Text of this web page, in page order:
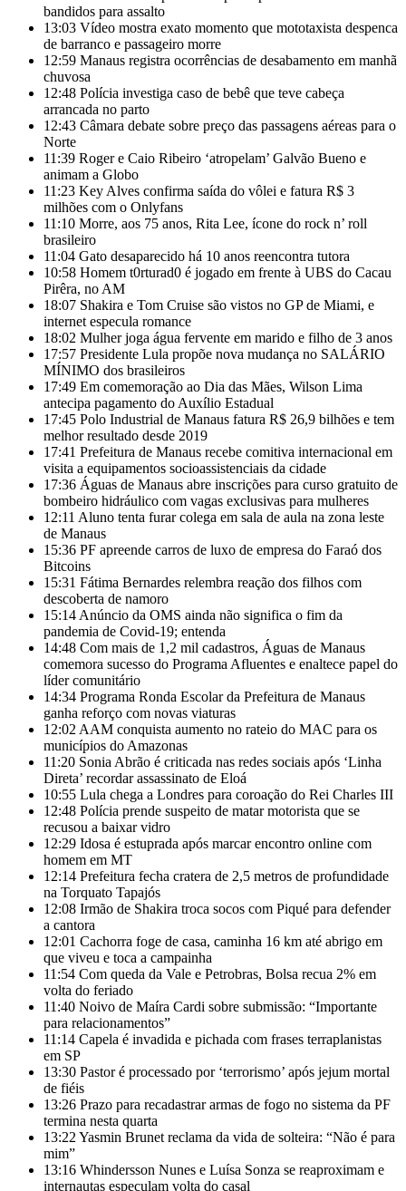
bandidos para assalto
13:03 Vídeo mostra exato momento que mototaxista despenca
de barranco e passageiro morre
12:59 Manaus registra ocorrências de desabamento em manhã
chuvosa
12:48 Polícia investiga caso de bebê que teve cabeça
arrancada no parto
12:43 Câmara debate sobre preço das passagens aéreas para o
Norte
11:39 Roger e Caio Ribeiro ‘atropelam’ Galvão Bueno e
animam a Globo
11:23 Key Alves confirma saída do vôlei e fatura R$ 3
milhões com o Onlyfans
11:10 Morre, aos 75 anos, Rita Lee, ícone do rock n’ roll
brasileiro
11:04 Gato desaparecido há 10 anos reencontra tutora
10:58 Homem t0rturad0 é jogado em frente à UBS do Cacau
Pirêra, no AM
18:07 Shakira e Tom Cruise são vistos no GP de Miami, e
internet especula romance
18:02 Mulher joga água fervente em marido e filho de 3 anos
17:57 Presidente Lula propõe nova mudança no SALÁRIO
MÍNIMO dos brasileiros
17:49 Em comemoração ao Dia das Mães, Wilson Lima
antecipa pagamento do Auxílio Estadual
17:45 Polo Industrial de Manaus fatura R$ 26,9 bilhões e tem
melhor resultado desde 2019
17:41 Prefeitura de Manaus recebe comitiva internacional em
visita a equipamentos socioassistenciais da cidade
17:36 Águas de Manaus abre inscrições para curso gratuito de
bombeiro hidráulico com vagas exclusivas para mulheres
12:11 Aluno tenta furar colega em sala de aula na zona leste
de Manaus
15:36 PF apreende carros de luxo de empresa do Faraó dos
Bitcoins
15:31 Fátima Bernardes relembra reação dos filhos com
descoberta de namoro
15:14 Anúncio da OMS ainda não significa o fim da
pandemia de Covid-19; entenda
14:48 Com mais de 1,2 mil cadastros, Águas de Manaus
comemora sucesso do Programa Afluentes e enaltece papel do
líder comunitário
14:34 Programa Ronda Escolar da Prefeitura de Manaus
ganha reforço com novas viaturas
12:02 AAM conquista aumento no rateio do MAC para os
municípios do Amazonas
11:20 Sonia Abrão é criticada nas redes sociais após ‘Linha
Direta’ recordar assassinato de Eloá
10:55 Lula chega a Londres para coroação do Rei Charles III
12:48 Polícia prende suspeito de matar motorista que se
recusou a baixar vidro
12:29 Idosa é estuprada após marcar encontro online com
homem em MT
12:14 Prefeitura fecha cratera de 2,5 metros de profundidade
na Torquato Tapajós
12:08 Irmão de Shakira troca socos com Piqué para defender
a cantora
12:01 Cachorra foge de casa, caminha 16 km até abrigo em
que viveu e toca a campainha
11:54 Com queda da Vale e Petrobras, Bolsa recua 2% em
volta do feriado
11:40 Noivo de Maíra Cardi sobre submissão: “Importante
para relacionamentos”
11:14 Capela é invadida e pichada com frases terraplanistas
em SP
13:30 Pastor é processado por ‘terrorismo’ após jejum mortal
de fiéis
13:26 Prazo para recadastrar armas de fogo no sistema da PF
termina nesta quarta
13:22 Yasmin Brunet reclama da vida de solteira: “Não é para
mim”
13:16 Whindersson Nunes e Luísa Sonza se reaproximam e
internautas especulam volta do casal